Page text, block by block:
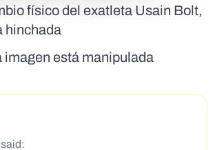
físico del exatleta Usain Bolt,
hinchada
imagen está manipulada